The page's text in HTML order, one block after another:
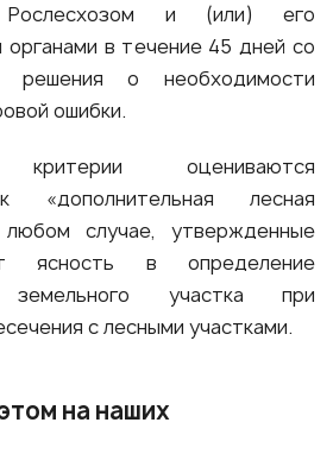
Рослесхозом и (или) его
органами в течение 45 дней со
решения о необходимости
ошибки.
критерии оцениваются
«дополнительная лесная
случае, утвержденные
ясность в определение
земельного участка при
с лесными участками.
на наших